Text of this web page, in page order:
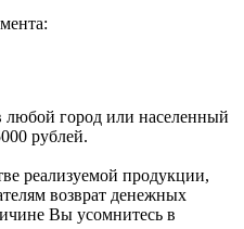
любой город или населенный
рублей.
реализуемой продукции,
возврат денежных
Вы усомнитесь в